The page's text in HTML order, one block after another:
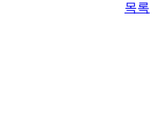
목록